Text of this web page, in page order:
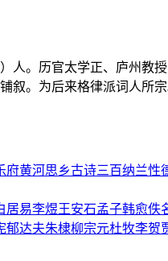
人。历官太学正、庐州教
。为后来格律派词人所
府黄河思乡古诗三百纳兰性
居易李煜王安石孟子韩愈佚
郁达夫朱棣柳宗元杜牧李贺